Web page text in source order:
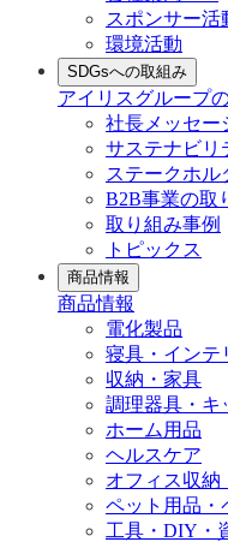
スポンサー活
環境活動
SDGsへの取組み
アイリスグループ
社長メッセー
サステナビリ
ステークホル
B2B事業の取
取り組み事例
トピックス
商品情報
商品情報
電化製品
寝具・インテ
収納・家具
調理器具・キ
ホーム用品
ヘルスケア
オフィス収納
ペット用品・
工具・DIY・